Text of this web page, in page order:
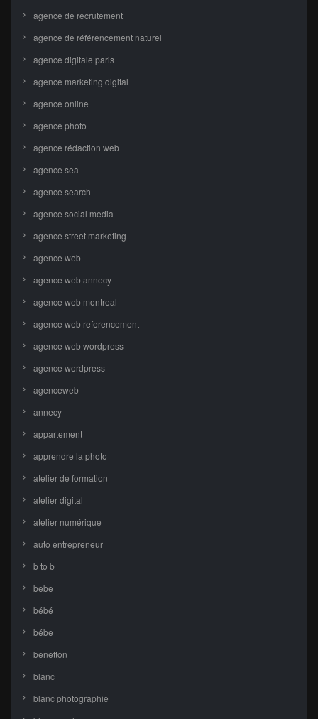
agence de recrutement
agence de référencement naturel
agence digitale paris
agence marketing digital
agence online
agence photo
agence rédaction web
agence sea
agence search
agence social media
agence street marketing
agence web
agence web annecy
agence web montreal
agence web referencement
agence web wordpress
agence wordpress
agenceweb
annecy
appartement
apprendre la photo
atelier de formation
atelier digital
atelier numérique
auto entrepreneur
b to b
bebe
bébé
bébe
benetton
blanc
blanc photographie